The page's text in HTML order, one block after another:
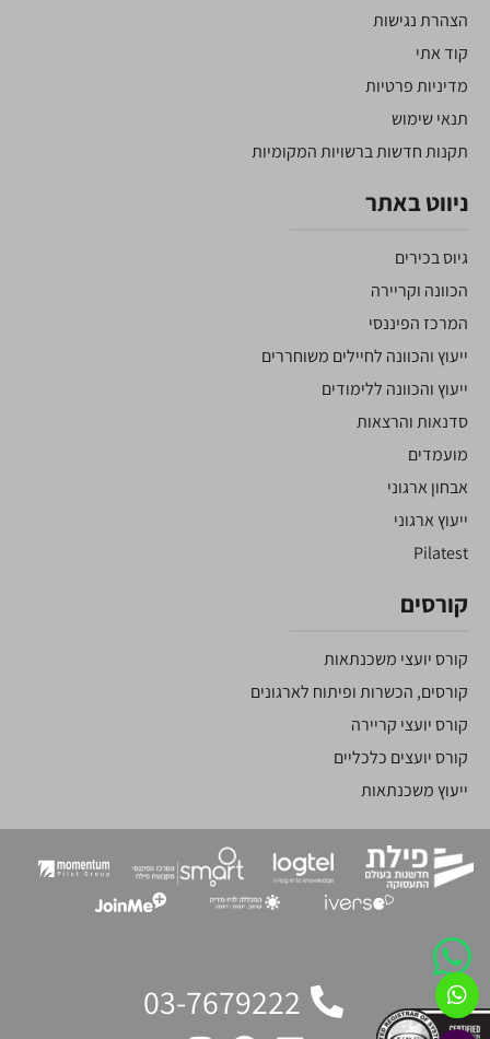
הצהרת נגישות
קוד אתי
מדיניות פרטיות
תנאי שימוש
תקנות חדשות ברשויות המקומיות
ניווט באתר
גיוס בכירים
הכוונה וקריירה
המרכז הפיננסי
ייעוץ והכוונה לחיילים משוחררים
ייעוץ והכוונה ללימודים
סדנאות והרצאות
מועמדים
אבחון ארגוני
ייעוץ ארגוני
Pilatest
קורסים
קורס יועצי משכנתאות
קורסים, הכשרות ופיתוח לארגונים
קורס יועצי קריירה
קורס יועצים כלכליים
ייעוץ משכנתאות
03-7679222